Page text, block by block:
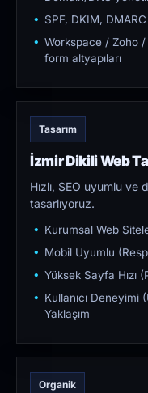
SPF, DKIM,
Workspace / Zoho
form altyapıları
Tasarım
İzmir Dikili Web
Hızlı, SEO uyumlu
tasarlıyoruz.
Kurumsal Web
Mobil Uyumlu
Yüksek Sayfa Hızı
Kullanıcı Deneyimi
Yaklaşım
Organik